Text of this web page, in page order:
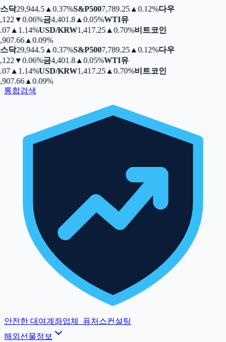
닥29,944.5▲0.37%S&P5007,789.25▲0.12%다우
▼0.06%금4,401.8▲0.05%WTI유
▲ 1.14%USD/KRW1,417.25▲0.70%비트코인
▲0.09%
닥29,944.5▲0.37%S&P5007,789.25▲0.12%다우
▼0.06%금4,401.8▲0.05%WTI유
▲ 1.14%USD/KRW1,417.25▲0.70%비트코인
▲0.09%
통합검색
안전한 대여계좌업체
퓨처스컨설팅
해외선물정보